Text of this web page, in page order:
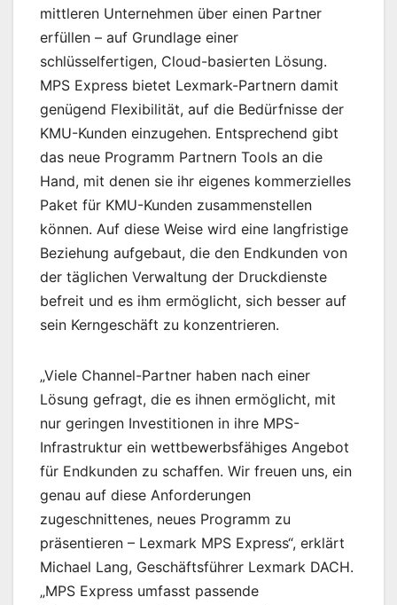
mittleren Unternehmen über einen Partner
erfüllen – auf Grundlage einer
schlüsselfertigen, Cloud-basierten Lösung.
MPS Express bietet Lexmark-Partnern damit
genügend Flexibilität, auf die Bedürfnisse der
KMU-Kunden einzugehen. Entsprechend gibt
das neue Programm Partnern Tools an die
Hand, mit denen sie ihr eigenes kommerzielles
Paket für KMU-Kunden zusammenstellen
können. Auf diese Weise wird eine langfristige
Beziehung aufgebaut, die den Endkunden von
der täglichen Verwaltung der Druckdienste
befreit und es ihm ermöglicht, sich besser auf
sein Kerngeschäft zu konzentrieren.
„Viele Channel-Partner haben nach einer
Lösung gefragt, die es ihnen ermöglicht, mit
nur geringen Investitionen in ihre MPS-
Infrastruktur ein wettbewerbsfähiges Angebot
für Endkunden zu schaffen. Wir freuen uns, ein
genau auf diese Anforderungen
zugeschnittenes, neues Programm zu
präsentieren – Lexmark MPS Express“, erklärt
Michael Lang, Geschäftsführer Lexmark DACH.
„MPS Express umfasst passende